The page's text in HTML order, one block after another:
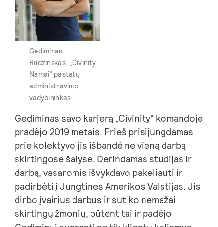
Gediminas
Rudzinskas, „Civinity
Namai” pastatų
administravimo
vadybininkas
Gediminas savo karjerą „Civinity“ komandoje
pradėjo 2019 metais. Prieš prisijungdamas
prie kolektyvo jis išbandė ne vieną darbą
skirtingose šalyse. Derindamas studijas ir
darbą, vasaromis išvykdavo pakeliauti ir
padirbėti į Jungtines Amerikos Valstijas. Jis
dirbo įvairius darbus ir sutiko nemažai
skirtingų žmonių, būtent tai ir padėjo